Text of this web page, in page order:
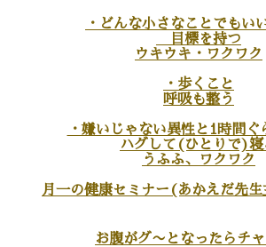
・どんな小さなことでもい
目標を持つ
ウキウキ・ワクワク
・歩くこと
呼吸も整う
・嫌いじゃない異性と1時間ぐ
ハグして(ひとりで)寝
うふふ、ワクワク
月一の健康セミナー(あかえだ先
お腹がグ〜となったらチ